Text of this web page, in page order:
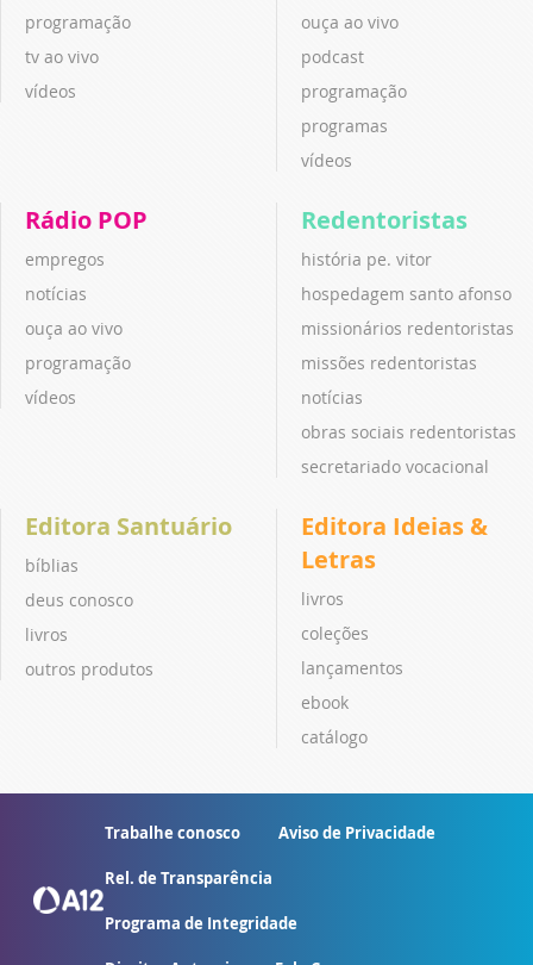
programação
tv ao vivo
vídeos
ouça ao vivo
podcast
programação
programas
vídeos
Rádio POP
empregos
notícias
ouça ao vivo
programação
vídeos
Redentoristas
história pe. vitor
hospedagem santo afonso
missionários redentoristas
missões redentoristas
notícias
obras sociais redentoristas
secretariado vocacional
Editora Santuário
bíblias
deus conosco
livros
outros produtos
Editora Ideias &
Letras
livros
coleções
lançamentos
ebook
catálogo
Trabalhe conosco Aviso de Privacidade
Rel. de Transparência
Programa de Integridade